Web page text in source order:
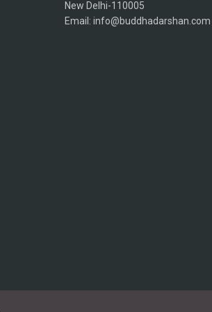
New Delhi-110005
Email: info@buddhadarshan.com